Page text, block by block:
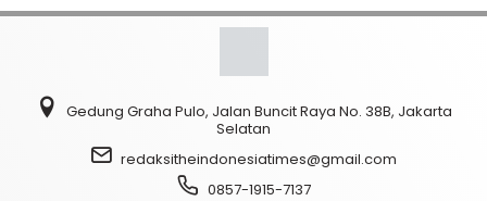
Gedung Graha Pulo, Jalan Buncit Raya No. 38B, Jakarta
Selatan
redaksitheindonesiatimes@gmail.com
0857-1915-7137